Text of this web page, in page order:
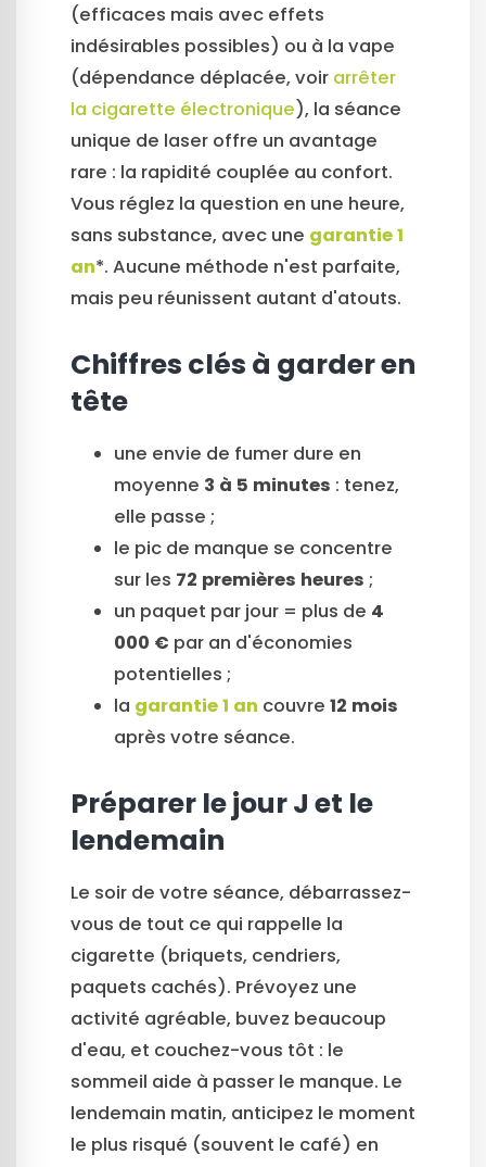
(efficaces mais avec effets
indésirables possibles) ou à la vape
(dépendance déplacée, voir arrêter
la cigarette électronique), la séance
unique de laser offre un avantage
rare : la rapidité couplée au confort.
Vous réglez la question en une heure,
sans substance, avec une garantie 1
an*. Aucune méthode n'est parfaite,
mais peu réunissent autant d'atouts.
Chiffres clés à garder en
tête
une envie de fumer dure en
moyenne 3 à 5 minutes : tenez,
elle passe ;
le pic de manque se concentre
sur les 72 premières heures ;
un paquet par jour = plus de 4
000 € par an d'économies
potentielles ;
la garantie 1 an couvre 12 mois
après votre séance.
Préparer le jour J et le
lendemain
Le soir de votre séance, débarrassez-
vous de tout ce qui rappelle la
cigarette (briquets, cendriers,
paquets cachés). Prévoyez une
activité agréable, buvez beaucoup
d'eau, et couchez-vous tôt : le
sommeil aide à passer le manque. Le
lendemain matin, anticipez le moment
le plus risqué (souvent le café) en